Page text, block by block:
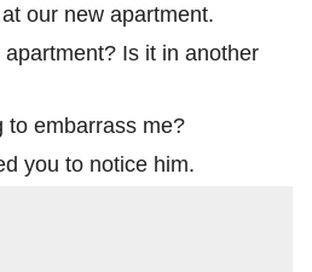
our new apartment.
apartment? Is it in another
to embarrass me?
you to notice him.